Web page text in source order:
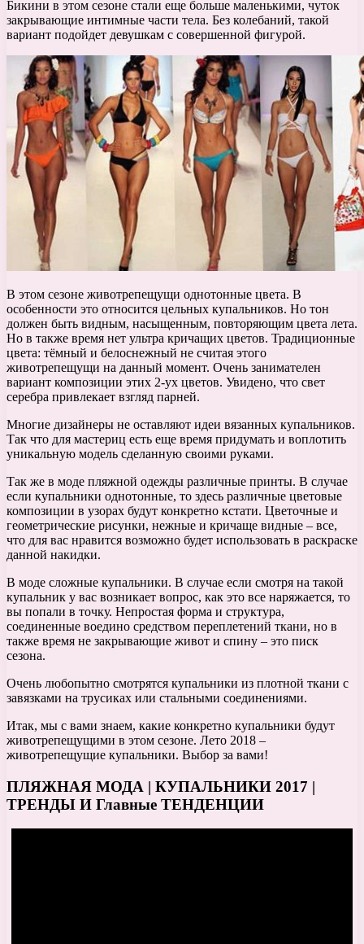
Бикини в этом сезоне стали еще больше маленькими, чуток
закрывающие интимные части тела. Без колебаний, такой
вариант подойдет девушкам с совершенной фигурой.
В этом сезоне животрепещущи однотонные цвета. В
особенности это относится цельных купальников. Но тон
должен быть видным, насыщенным, повторяющим цвета лета.
Но в также время нет ультра кричащих цветов. Традиционные
цвета: тёмный и белоснежный не считая этого
животрепещущи на данный момент. Очень занимателен
вариант композиции этих 2-ух цветов. Увидено, что свет
серебра привлекает взгляд парней.
Многие дизайнеры не оставляют идеи вязанных купальников.
Так что для мастериц есть еще время придумать и воплотить
уникальную модель сделанную своими руками.
Так же в моде пляжной одежды различные принты. В случае
если купальники однотонные, то здесь различные цветовые
композиции в узорах будут конкретно кстати. Цветочные и
геометрические рисунки, нежные и кричаще видные – все,
что для вас нравится возможно будет использовать в раскраске
данной накидки.
В моде сложные купальники. В случае если смотря на такой
купальник у вас возникает вопрос, как это все наряжается, то
вы попали в точку. Непростая форма и структура,
соединенные воедино средством переплетений ткани, но в
также время не закрывающие живот и спину – это писк
сезона.
Очень любопытно смотрятся купальники из плотной ткани с
завязками на трусиках или стальными соединениями.
Итак, мы с вами знаем, какие конкретно купальники будут
животрепещущими в этом сезоне. Лето 2018 –
животрепещущие купальники. Выбор за вами!
ПЛЯЖНАЯ МОДА | КУПАЛЬНИКИ 2017 |
ТРЕНДЫ И Главные ТЕНДЕНЦИИ